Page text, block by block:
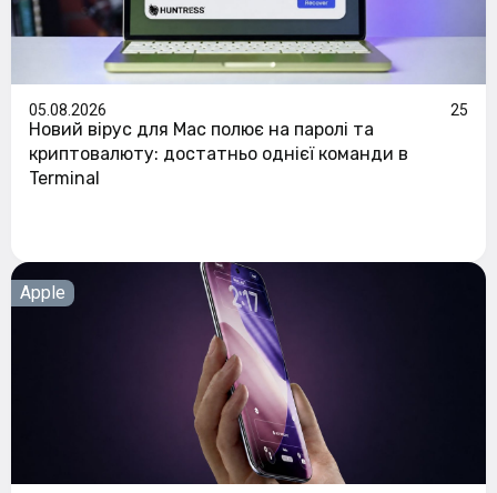
05.08.2026 25
Новий вірус для Mac полює на паролі та
криптовалюту: достатньо однієї команди в
Terminal
Apple